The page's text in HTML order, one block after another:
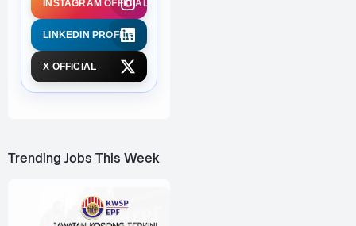
INSTAGRAM OFFICIAL
LINKEDIN PROFILE
X OFFICIAL
Trending Jobs This Week